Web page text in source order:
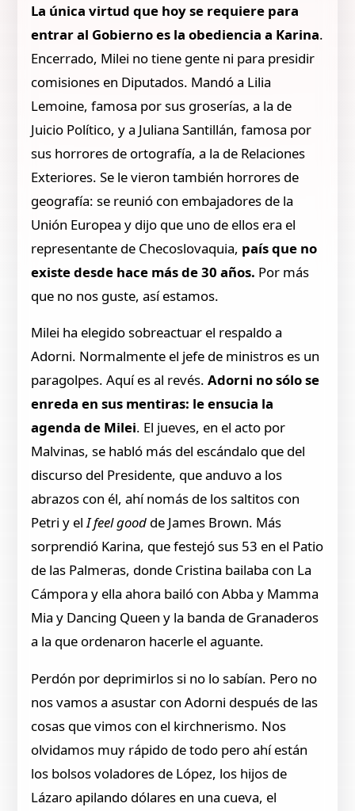
La única virtud que hoy se requiere para
entrar al Gobierno es la obediencia a Karina.
Encerrado, Milei no tiene gente ni para presidir
comisiones en Diputados. Mandó a Lilia
Lemoine, famosa por sus groserías, a la de
Juicio Político, y a Juliana Santillán, famosa por
sus horrores de ortografía, a la de Relaciones
Exteriores. Se le vieron también horrores de
geografía: se reunió con embajadores de la
Unión Europea y dijo que uno de ellos era el
representante de Checoslovaquia, país que no
existe desde hace más de 30 años. Por más
que no nos guste, así estamos.
Milei ha elegido sobreactuar el respaldo a
Adorni. Normalmente el jefe de ministros es un
paragolpes. Aquí es al revés.Adorni no sólo se
enreda en sus mentiras: le ensucia la
agenda de Milei. El jueves, en el acto por
Malvinas, se habló más del escándalo que del
discurso del Presidente, que anduvo a los
abrazos con él, ahí nomás de los saltitos con
Petri y elI feel good de James Brown. Más
sorprendió Karina, que festejó sus 53 en el Patio
de las Palmeras, donde Cristina bailaba con La
Cámpora y ella ahora bailó con Abba y Mamma
Mia y Dancing Queen y la banda de Granaderos
a la que ordenaron hacerle el aguante.
Perdón por deprimirlos si no lo sabían. Pero no
nos vamos a asustar con Adorni después de las
cosas que vimos con el kirchnerismo. Nos
olvidamos muy rápido de todo pero ahí están
los bolsos voladores de López, los hijos de
Lázaro apilando dólares en una cueva, el